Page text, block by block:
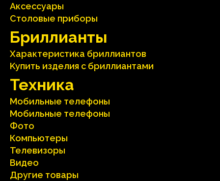
Аксесcуары
Столовые приборы
Бриллианты
Характеристика бриллиантoв
Kупить изделия c бриллиантами
Техника
Мобильные телефоны
Мобильные телефоны
Фото
Компьютеры
Телевизоры
Видео
Другие товары